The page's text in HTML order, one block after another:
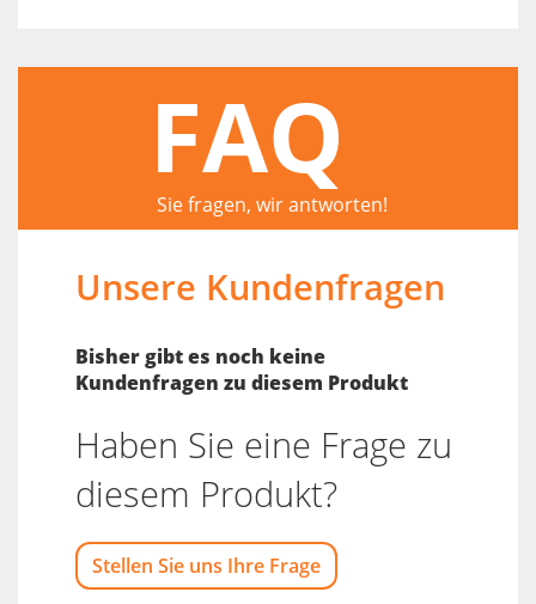
FAQ
Sie fragen, wir antworten!
Unsere Kundenfragen
Bisher gibt es noch keine
Kundenfragen zu diesem Produkt
Haben Sie eine Frage zu
diesem Produkt?
Stellen Sie uns Ihre Frage